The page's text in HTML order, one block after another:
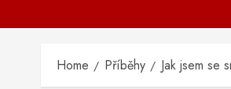
Home Příběhy Jak jsem se